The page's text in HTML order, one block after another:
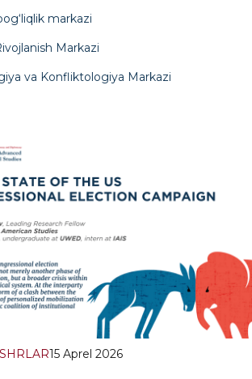
markazi
Markazi
va Konfliktologiya Markazi
15 Aprel 2026